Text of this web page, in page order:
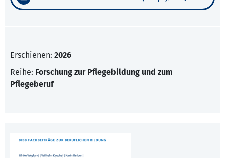
Erschienen: 2026
Reihe: Forschung zur Pflegebildung und zum
Pflegeberuf